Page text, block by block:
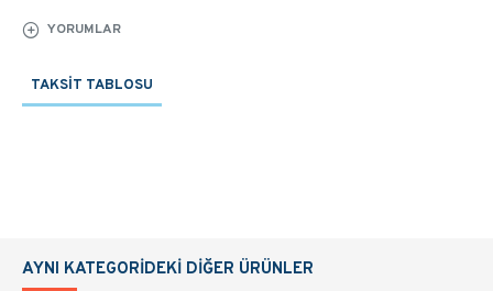
YORUMLAR
TAKSIT TABLOSU
AYNI KATEGORIDEKI DIĞER ÜRÜNLER